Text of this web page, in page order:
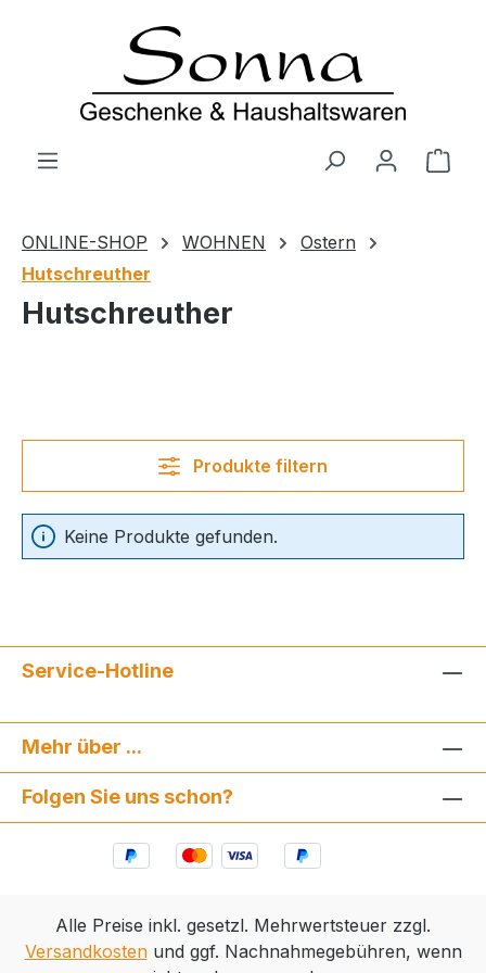
Zum Hauptinhalt springen
ONLINE-SHOP WOHNEN
Ostern
Hutschreuther
Hutschreuther
Produkte filtern
Keine Produkte gefunden.
Service-Hotline
Mehr über ...
Folgen Sie uns schon?
Alle Preise inkl. gesetzl. Mehrwertsteuer zzgl.
Versandkostenund ggf. Nachnahmegebühren, wenn